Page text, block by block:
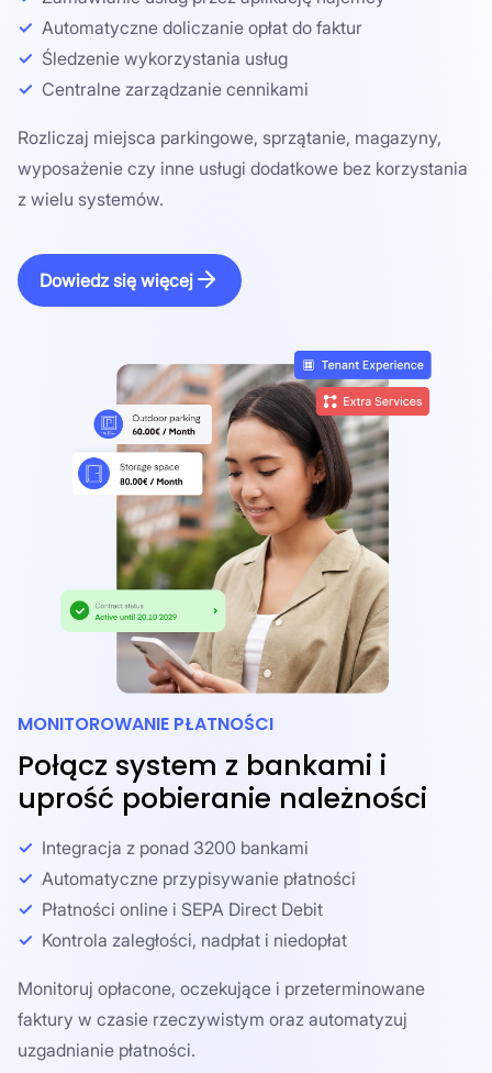
Automatyczne doliczanie opłat do faktur
Śledzenie wykorzystania usług
Centralne zarządzanie cennikami
Rozliczaj miejsca parkingowe, sprzątanie, magazyny,
wyposażenie czy inne usługi dodatkowe bez korzystania
z wielu systemów.
Dowiedz się więcej
MONITOROWANIE PŁATNOŚCI
Połącz system z bankami i
uprość pobieranie należności
Integracja z ponad 3200 bankami
Automatyczne przypisywanie płatności
Płatności online i SEPA Direct Debit
Kontrola zaległości, nadpłat i niedopłat
Monitoruj opłacone, oczekujące i przeterminowane
faktury w czasie rzeczywistym oraz automatyzuj
uzgadnianie płatności.